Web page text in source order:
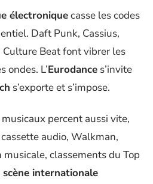
électroniquecasse les codes
Daft Punk, Cassius,
Culture Beat font vibrer les
ondes. L’Eurodance s’invite
s’exporte et s’impose.
percent aussi vite,
audio, Walkman,
classements du Top
scène internationale